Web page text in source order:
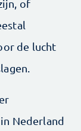
of
de lucht
Nederland